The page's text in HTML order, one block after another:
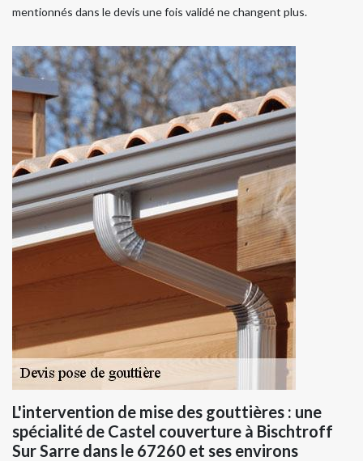
mentionnés dans le devis une fois validé ne changent plus.
L'intervention de mise des gouttières : une
spécialité de Castel couverture à Bischtroff
Sur Sarre dans le 67260 et ses environs